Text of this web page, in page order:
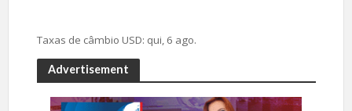
Taxas de câmbio USD: qui, 6 ago.
Advertisement